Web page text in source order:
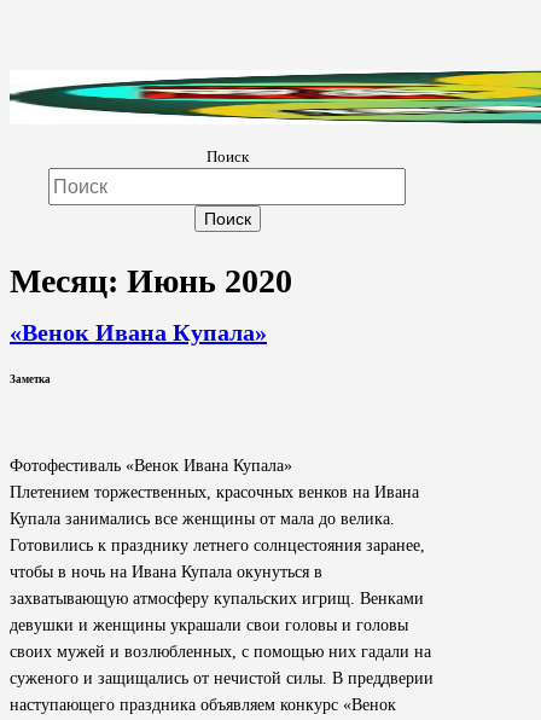
Культура Невель
МБУК Невельского района "Культура и досуг"
Поиск
Месяц: Июнь 2020
«Венок Ивана Купала»
Заметка
Фотофестиваль «Венок Ивана Купала»
Плетением торжественных, красочных венков на Ивана
Купала занимались все женщины от мала до велика.
Готовились к празднику летнего солнцестояния заранее,
чтобы в ночь на Ивана Купала окунуться в
захватывающую атмосферу купальских игрищ. Венками
девушки и женщины украшали свои головы и головы
своих мужей и возлюбленных, с помощью них гадали на
суженого и защищались от нечистой силы. В преддверии
наступающего праздника объявляем конкурс «Венок